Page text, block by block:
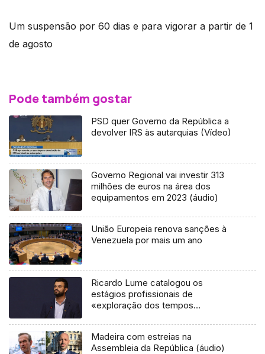
Um suspensão por 60 dias e para vigorar a partir de 1
de agosto
Pode também gostar
PSD quer Governo da República a
devolver IRS às autarquias (Vídeo)
Governo Regional vai investir 313
milhões de euros na área dos
equipamentos em 2023 (áudio)
União Europeia renova sanções à
Venezuela por mais um ano
Ricardo Lume catalogou os
estágios profissionais de
«exploração dos tempos
Madeira com estreias na
Assembleia da República (áudio)